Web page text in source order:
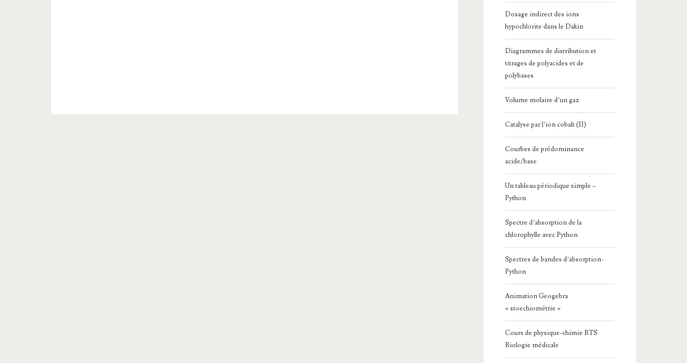
Dosage indirect des ions
hypochlorite dans le Dakin
Diagrammes de distribution et
titrages de polyacides et de
polybases
Volume molaire d’un gaz
Catalyse par l’ion cobalt (II)
Courbes de prédominance
acide/base
Un tableau périodique simple –
Python
Spectre d’absorption de la
chlorophylle avec Python
Spectres de bandes d’absorption-
Python
Animation Geogebra
« stoechiométrie »
Cours de physique-chimie BTS
Biologie médicale